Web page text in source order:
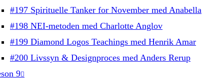
#197 Spirituelle Tanker for November med Anabella
#198 NEI-metoden med Charlotte Anglov
#199 Diamond Logos Teachings med Henrik Amar
#200 Livssyn & Designproces med Anders Rerup
9